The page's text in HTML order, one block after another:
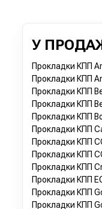
У
Прокладки КПП
Прокладки КПП
Прокладки КПП
Прокладки КПП
Прокладки КПП
Прокладки КПП
Прокладки КПП
Прокладки КПП
Прокладки КПП
Прокладки КПП
Прокладки КПП
Прокладки КПП